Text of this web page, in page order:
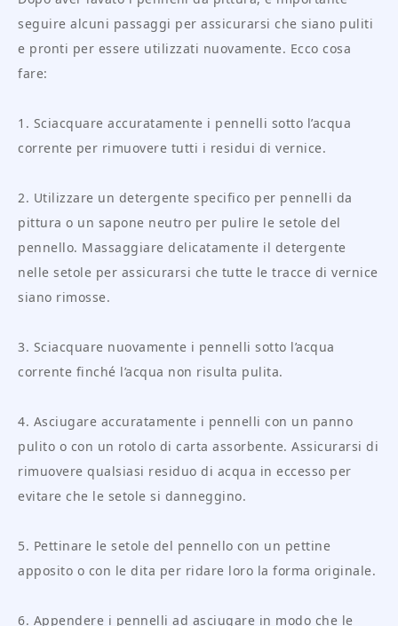
seguire alcuni passaggi per assicurarsi che siano puliti
e pronti per essere utilizzati nuovamente. Ecco cosa
fare:
1. Sciacquare accuratamente i pennelli sotto l’acqua
corrente per rimuovere tutti i residui di vernice.
2. Utilizzare un detergente specifico per pennelli da
pittura o un sapone neutro per pulire le setole del
pennello. Massaggiare delicatamente il detergente
nelle setole per assicurarsi che tutte le tracce di vernice
siano rimosse.
3. Sciacquare nuovamente i pennelli sotto l’acqua
corrente finché l’acqua non risulta pulita.
4. Asciugare accuratamente i pennelli con un panno
pulito o con un rotolo di carta assorbente. Assicurarsi di
rimuovere qualsiasi residuo di acqua in eccesso per
evitare che le setole si danneggino.
5. Pettinare le setole del pennello con un pettine
apposito o con le dita per ridare loro la forma originale.
6. Appendere i pennelli ad asciugare in modo che le